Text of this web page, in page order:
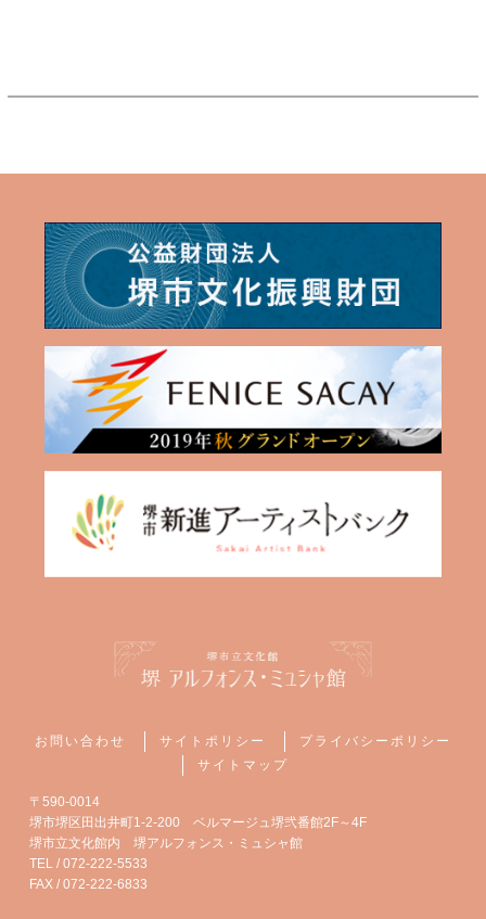
お問い合わせ サイトポリシー
プライバシーポリシー
サイトマップ
〒590-0014
堺市堺区田出井町1-2-200 ベルマージュ堺弐番館2F～4F
堺市立文化館内 堺アルフォンス・ミュシャ館
TEL / 072-222-5533
FAX / 072-222-6833